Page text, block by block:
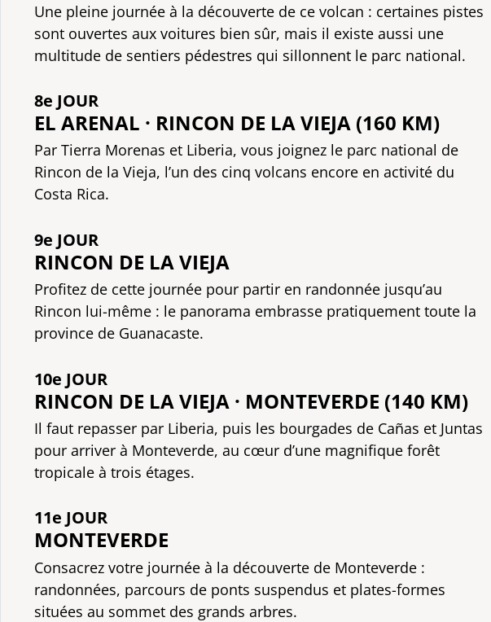
Une pleine journée à la découverte de ce volcan : certaines pistes
sont ouvertes aux voitures bien sûr, mais il existe aussi une
multitude de sentiers pédestres qui sillonnent le parc national.
8e JOUR
EL ARENAL · RINCON DE LA VIEJA (160 KM)
Par Tierra Morenas et Liberia, vous joignez le parc national de
Rincon de la Vieja, l’un des cinq volcans encore en activité du
Costa Rica.
9e JOUR
RINCON DE LA VIEJA
Profitez de cette journée pour partir en randonnée jusqu’au
Rincon lui-même : le panorama embrasse pratiquement toute la
province de Guanacaste.
10e JOUR
RINCON DE LA VIEJA · MONTEVERDE (140 KM)
Il faut repasser par Liberia, puis les bourgades de Cañas et Juntas
pour arriver à Monteverde, au cœur d’une magnifique forêt
tropicale à trois étages.
11e JOUR
MONTEVERDE
Consacrez votre journée à la découverte de Monteverde :
randonnées, parcours de ponts suspendus et plates-formes
situées au sommet des grands arbres.